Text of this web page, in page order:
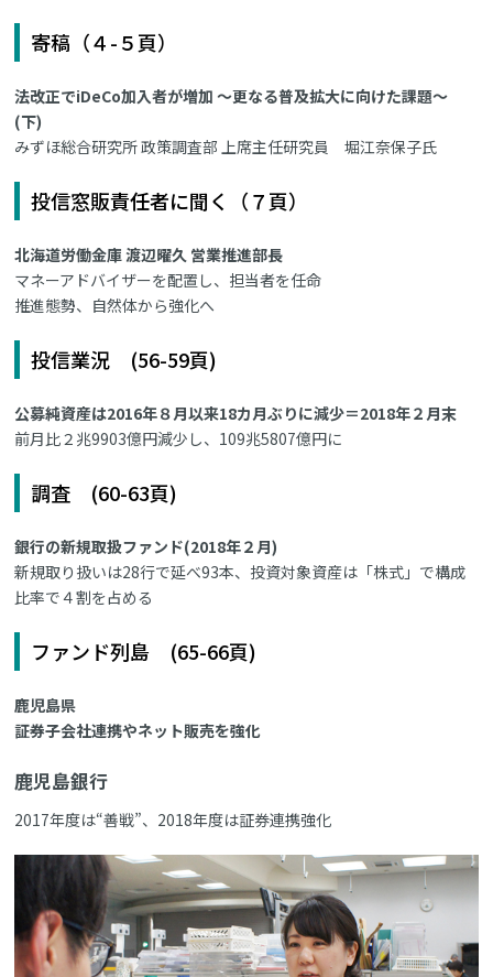
寄稿（４-５頁）
法改正でiDeCo加入者が増加 ～更なる普及拡大に向けた課題～
(下)
みずほ総合研究所 政策調査部 上席主任研究員 堀江奈保子氏
投信窓販責任者に聞く（７頁）
北海道労働金庫 渡辺曜久 営業推進部長
マネーアドバイザーを配置し、担当者を任命
推進態勢、自然体から強化へ
投信業況 (56-59頁)
公募純資産は2016年８月以来18カ月ぶりに減少＝2018年２月末
前月比２兆9903億円減少し、109兆5807億円に
調査 (60-63頁)
銀行の新規取扱ファンド(2018年２月)
新規取り扱いは28行で延べ93本、投資対象資産は「株式」で構成
比率で４割を占める
ファンド列島 (65-66頁)
鹿児島県
証券子会社連携やネット販売を強化
鹿児島銀行
2017年度は“善戦”、2018年度は証券連携強化